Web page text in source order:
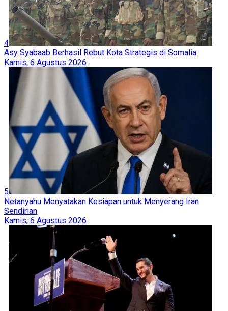
4
Asy Syabaab Berhasil Rebut Kota Strategis di Somalia
Kamis, 6 Agustus 2026
5
Netanyahu Menyatakan Kesiapan untuk Menyerang Iran
Sendirian
Kamis, 6 Agustus 2026